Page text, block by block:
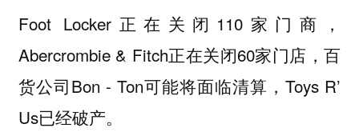
Foot Locker正在关闭110家门商，
Abercrombie & Fitch正在关闭60家门店，百
货公司Bon - Ton可能将面临清算，Toys R’
Us已经破产。